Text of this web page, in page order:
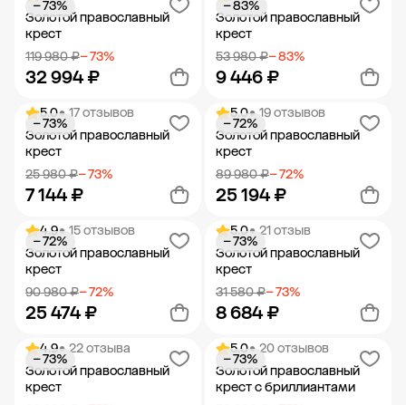
Добавить в корзину Добавить в корзину
Золотой православный
крест
119 980 ₽− 73%
32 994 ₽
− 73%
Добавить в корзину
Золотой православный
крест
53 980 ₽− 83%
9 446 ₽
− 83%
Добавить в корзину
5.0• 17 отзывов
Золотой православный
крест
25 980 ₽− 73%
7 144 ₽
− 73%
Добавить в корзину
5.0• 19 отзывов
Золотой православный
крест
89 980 ₽− 72%
25 194 ₽
− 72%
Добавить в корзину
4.9• 15 отзывов
Золотой православный
крест
90 980 ₽− 72%
25 474 ₽
− 72%
Добавить в корзину
5.0• 21 отзыв
Золотой православный
крест
31 580 ₽− 73%
8 684 ₽
− 73%
Добавить в корзину
4.9• 22 отзыва
Золотой православный
крест
− 73%
5.0• 20 отзывов
Золотой православный
крест с бриллиантами
− 73%